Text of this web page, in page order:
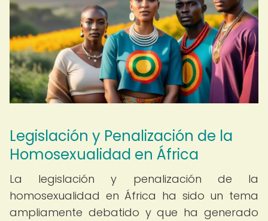
Legislación y Penalización de la
Homosexualidad en África
La legislación y penalización de la
homosexualidad en África ha sido un tema
ampliamente debatido y que ha generado